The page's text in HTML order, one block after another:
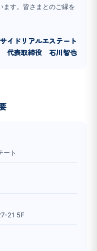
ます。皆さまとのご縁を
イドリアルエステート
代表取締役 石川智也
ート
21 5F